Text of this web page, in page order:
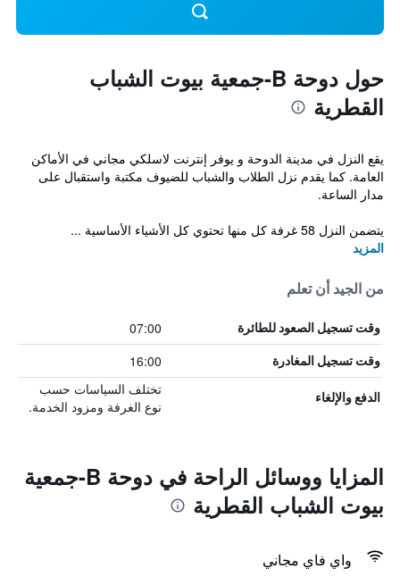
حول دوحة B-جمعية بيوت الشباب
القطرية
يقع النزل في مدينة الدوحة و يوفر إنترنت لاسلكي مجاني في الأماكن
العامة. كما يقدم نزل الطلاب والشباب للضيوف مكتبة واستقبال على
مدار الساعة.
يتضمن النزل 58 غرفة كل منها تحتوي كل الأشياء الأساسية ...
المزيد
من الجيد أن تعلم
وقت تسجيل الصعود للطائرة 07:00
وقت تسجيل المغادرة 16:00
الدفع والإلغاء
تختلف السياسات حسب
نوع الغرفة ومزود الخدمة.
المزايا ووسائل الراحة في دوحة B-جمعية
بيوت الشباب القطرية
واي فاي مجاني